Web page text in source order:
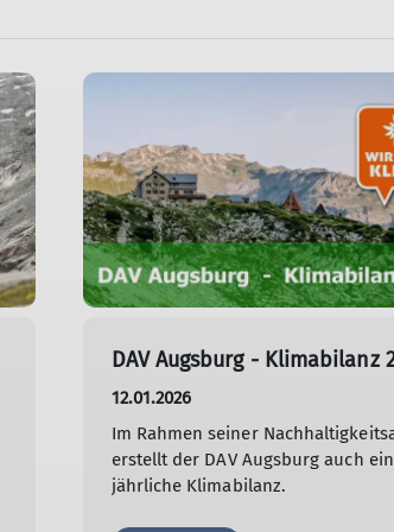
DAV Augsburg - Klimabilanz
12.01.2026
Im Rahmen seiner
erstellt der DAV Augsburg auch
jährliche Klimabilanz.